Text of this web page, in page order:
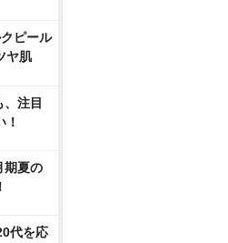
ピール
ヤ肌
注目
期夏の
代を応